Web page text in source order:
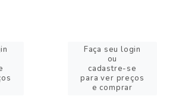
Faça seu login
ou
cadastre-se
para ver preços
e comprar